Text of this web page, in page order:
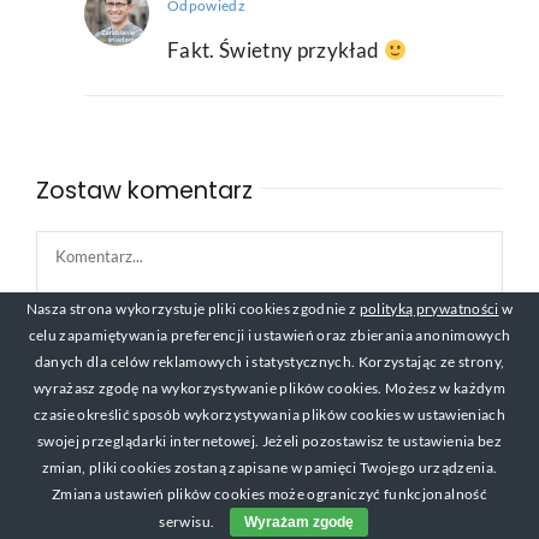
Odpowiedz
Fakt. Świetny przykład
Zostaw komentarz
Comment
Nasza strona wykorzystuje pliki cookies zgodnie z polityką prywatności w
celu zapamiętywania preferencji i ustawień oraz zbierania anonimowych
danych dla celów reklamowych i statystycznych. Korzystając ze strony,
wyrażasz zgodę na wykorzystywanie plików cookies. Możesz w każdym
czasie określić sposób wykorzystywania plików cookies w ustawieniach
swojej przeglądarki internetowej. Jeżeli pozostawisz te ustawienia bez
zmian, pliki cookies zostaną zapisane w pamięci Twojego urządzenia.
Zmiana ustawień plików cookies może ograniczyć funkcjonalność
serwisu.
Wyrażam zgodę